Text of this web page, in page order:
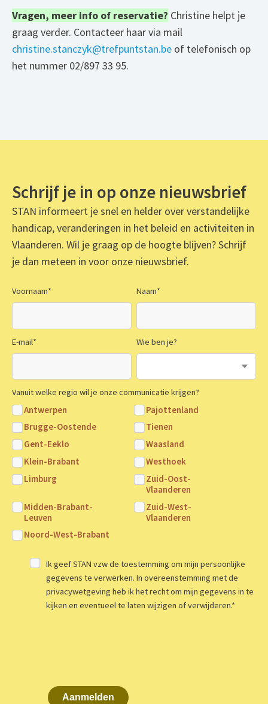
Vragen, meer info of reservatie? Christine helpt je
graag verder. Contacteer haar via mail
christine.stanczyk@trefpuntstan.be of telefonisch op
het nummer 02/897 33 95.
Schrijf je in op onze nieuwsbrief
STAN informeert je snel en helder over verstandelijke
handicap, veranderingen in het beleid en activiteiten in
Vlaanderen. Wil je graag op de hoogte blijven? Schrijf
je dan meteen in voor onze nieuwsbrief.
Voornaam* Naam*
E-mail* Wie ben je?
Vanuit welke regio wil je onze communicatie krijgen?
Antwerpen
Pajottenland
Brugge-Oostende
Tienen
Gent-Eeklo
Waasland
Klein-Brabant
Westhoek
Limburg
Zuid-Oost-
Vlaanderen
Midden-Brabant-
Leuven
Zuid-West-
Vlaanderen
Noord-West-Brabant
Ik geef STAN vzw de toestemming om mijn persoonlijke
gegevens te verwerken. In overeenstemming met de
privacywetgeving heb ik het recht om mijn gegevens in te
kijken en eventueel te laten wijzigen of verwijderen.*
Aanmelden